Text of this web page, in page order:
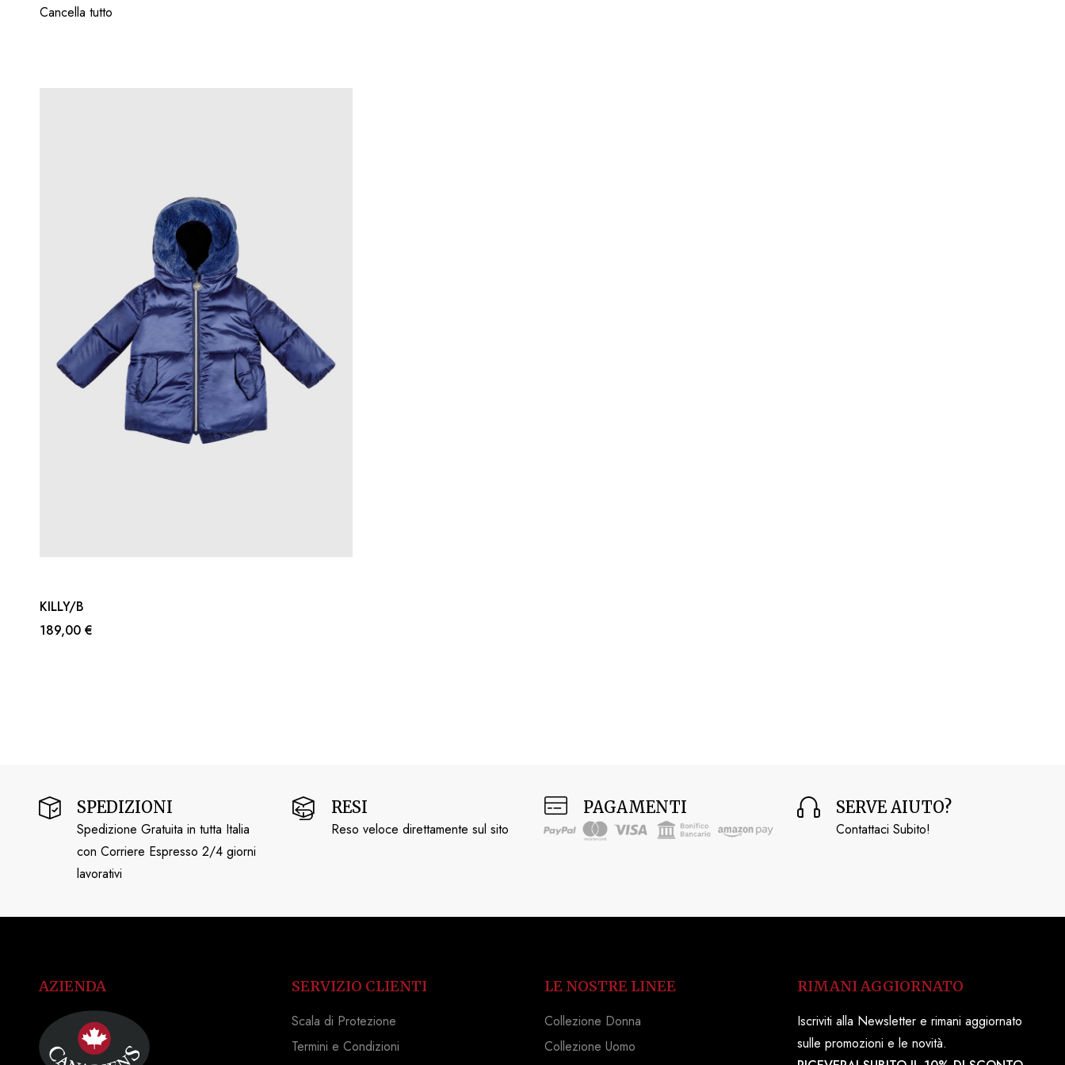
Cancella tutto
KILLY/B
189,00 €
SPEDIZIONI
Spedizione Gratuita in tutta Italia
con Corriere Espresso 2/4 giorni
lavorativi
RESI
Reso veloce direttamente sul sito
PAGAMENTI SERVE AIUTO?
Contattaci Subito!
AZIENDA
SERVIZIO CLIENTI
Scala di Protezione
Termini e Condizioni
LE NOSTRE LINEE
Collezione Donna
Collezione Uomo
RIMANI AGGIORNATO
Iscriviti alla Newsletter e rimani aggiornato
sulle promozioni e le novità.